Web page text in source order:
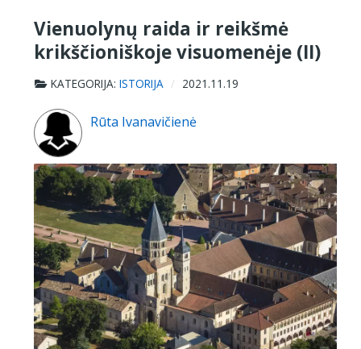
Vienuolynų raida ir reikšmė
krikščioniškoje visuomenėje (II)
KATEGORIJA: ISTORIJA 2021.11.19
Rūta Ivanavičienė